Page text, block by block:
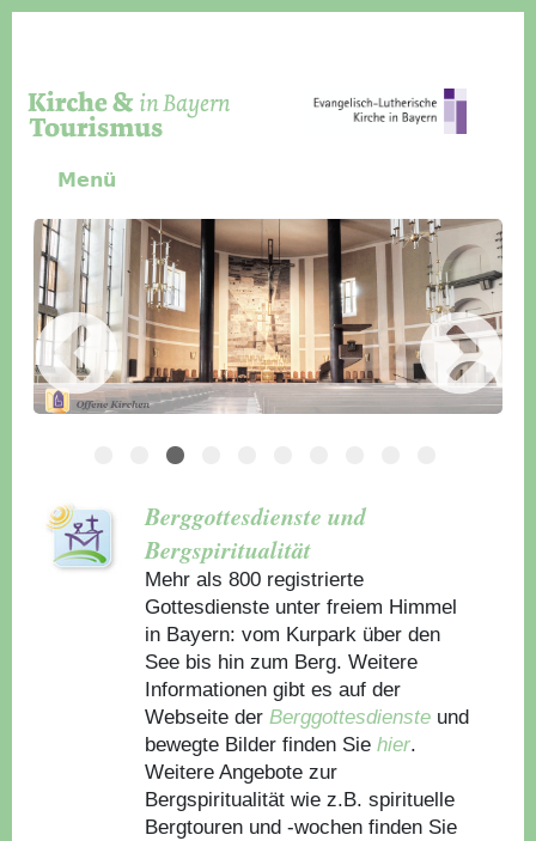
Menü
Slider Icon
Bild
Häuser für Gruppen
Berggottesdienste und
Bergspiritualität
Mehr als 800 registrierte
Gottesdienste unter freiem Himmel
in Bayern: vom Kurpark über den
See bis hin zum Berg. Weitere
Informationen gibt es auf der
Webseite derBerggottesdienste und
bewegte Bilder finden Sie hier.
Weitere Angebote zur
Bergspiritualität wie z.B. spirituelle
Bergtouren und -wochen finden Sie